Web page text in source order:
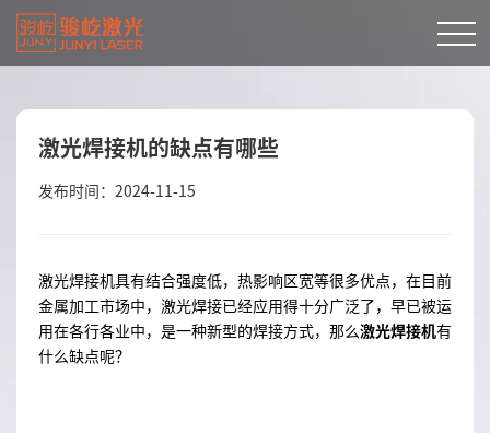
激光焊接机的缺点有哪些
发布时间：2024-11-15
激光焊接机具有结合强度低，热影响区宽等很多优点，在目前
金属加工市场中，激光焊接已经应用得十分广泛了，早已被运
用在各行各业中，是一种新型的焊接方式，那么激光焊接机有
什么缺点呢？